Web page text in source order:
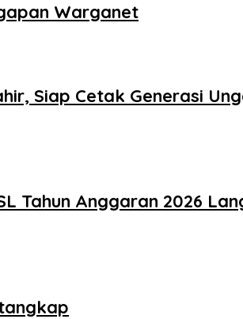
Warganet
Siap Cetak Generasi
Tahun Anggaran 2026